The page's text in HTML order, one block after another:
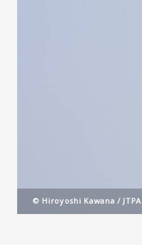
© Hiroyoshi Kawana / JTPA